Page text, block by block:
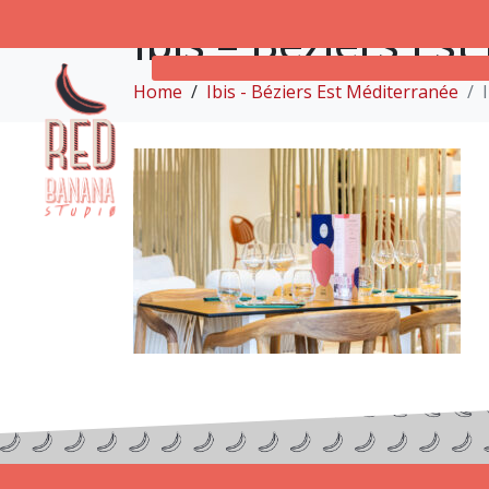
Ibis – Béziers
Home Ibis - Béziers Est Méditerranée